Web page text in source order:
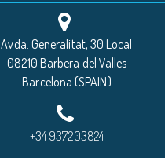
Avda. Generalitat, 30 Local
08210 Barbera del Valles
Barcelona (SPAIN)
+34 937203824